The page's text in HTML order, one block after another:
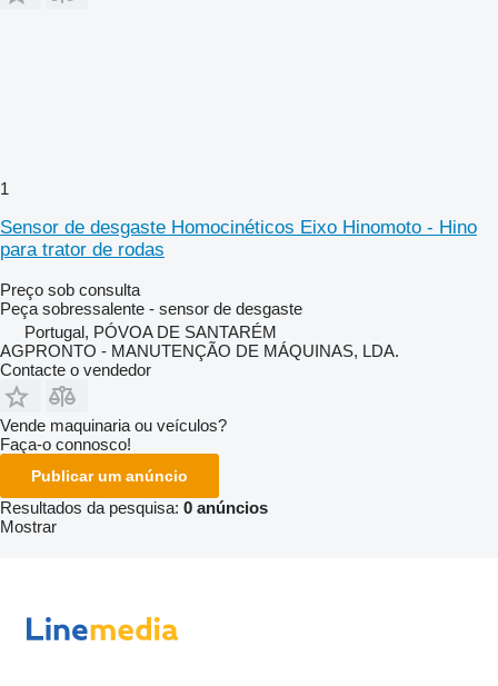
1
Sensor de desgaste Homocinéticos Eixo Hinomoto - Hino
para trator de rodas
Preço sob consulta
Peça sobressalente - sensor de desgaste
Portugal, PÓVOA DE SANTARÉM
AGPRONTO - MANUTENÇÃO DE MÁQUINAS, LDA.
Contacte o vendedor
Vende maquinaria ou veículos?
Faça-o connosco!
Publicar um anúncio
Resultados da pesquisa: 0 anúncios
Mostrar